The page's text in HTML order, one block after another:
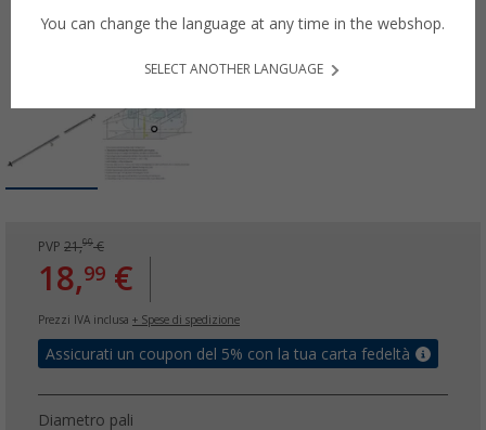
PVP 21,99€
18,99 €
Prezzi IVA inclusa + Spese di spedizione
Assicurati un coupon del 5% con la tua carta fedeltà
Diametro pali
You can change the language at any time in the webshop.
SELECT ANOTHER LANGUAGE